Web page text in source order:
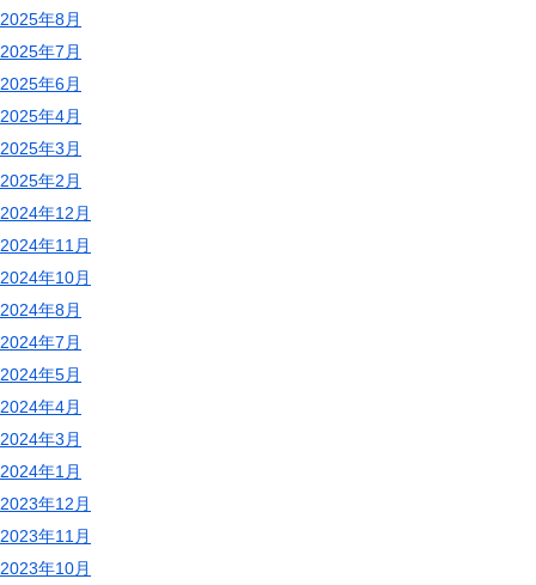
2025年8月
2025年7月
2025年6月
2025年4月
2025年3月
2025年2月
2024年12月
2024年11月
2024年10月
2024年8月
2024年7月
2024年5月
2024年4月
2024年3月
2024年1月
2023年12月
2023年11月
2023年10月